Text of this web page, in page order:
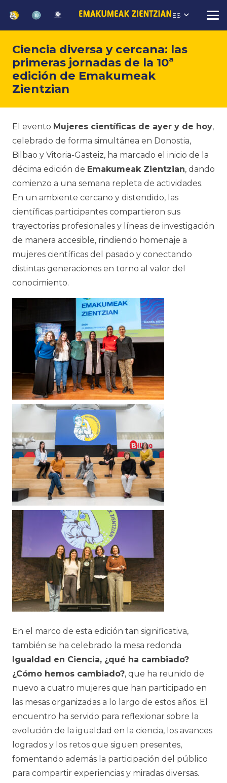
ES
Ciencia diversa y cercana: las
primeras jornadas de la 10ª
edición de Emakumeak
Zientzian
El evento Mujeres científicas de ayer y de hoy,
celebrado de forma simultánea en Donostia,
Bilbao y Vitoria-Gasteiz, ha marcado el inicio de la
décima edición de Emakumeak Zientzian, dando
comienzo a una semana repleta de actividades.
En un ambiente cercano y distendido, las
científicas participantes compartieron sus
trayectorias profesionales y líneas de investigación
de manera accesible, rindiendo homenaje a
mujeres científicas del pasado y conectando
distintas generaciones en torno al valor del
conocimiento.
En el marco de esta edición tan significativa,
también se ha celebrado la mesa redonda
Igualdad en Ciencia, ¿qué ha cambiado?
¿Cómo hemos cambiado?, que ha reunido de
nuevo a cuatro mujeres que han participado en
las mesas organizadas a lo largo de estos años. El
encuentro ha servido para reflexionar sobre la
evolución de la igualdad en la ciencia, los avances
logrados y los retos que siguen presentes,
fomentando además la participación del público
para compartir experiencias y miradas diversas.